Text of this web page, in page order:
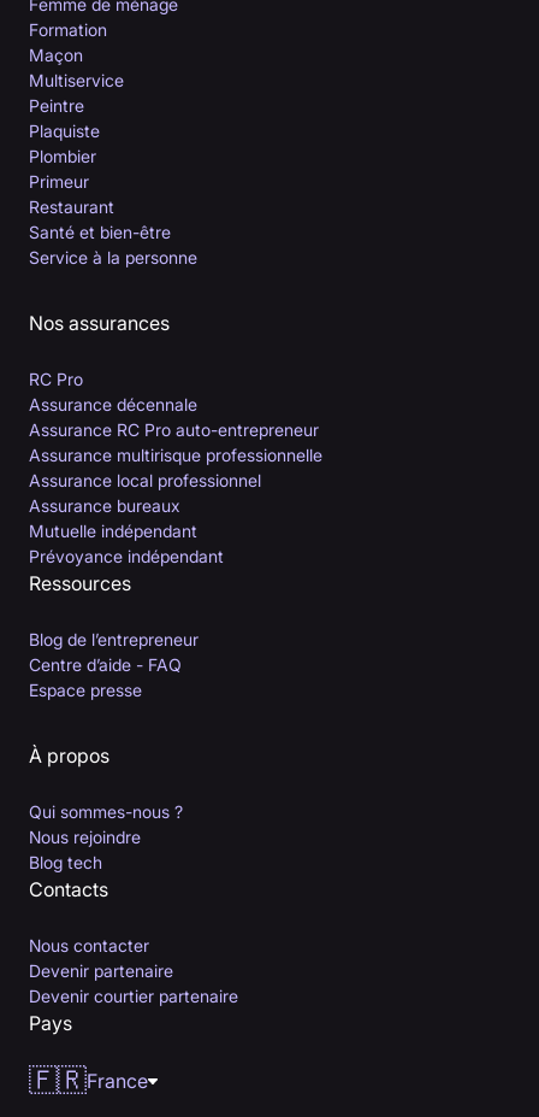
Femme de ménage
Formation
Maçon
Multiservice
Peintre
Plaquiste
Plombier
Primeur
Restaurant
Santé et bien-être
Service à la personne
Nos assurances
RC Pro
Assurance décennale
Assurance RC Pro auto-entrepreneur
Assurance multirisque professionnelle
Assurance local professionnel
Assurance bureaux
Mutuelle indépendant
Prévoyance indépendant
Ressources
Blog de l’entrepreneur
Centre d’aide - FAQ
Espace presse
À propos
Qui sommes-nous ?
Nous rejoindre
Blog tech
Contacts
Nous contacter
Devenir partenaire
Devenir courtier partenaire
Pays
🇫🇷France